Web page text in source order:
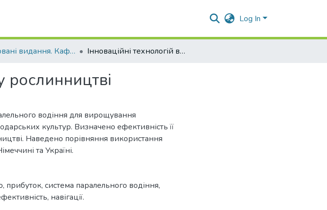
Log In
Друковані видання. Кафедра землеробства і агрохімії ім. В.І.Сазанова Інноваційні технологій в органічному рослинництві
рослинництві
водіння для вирощування
культур. Визначено ефективність її
Наведено порівняння використання
та Україні.
прибуток, система паралельного водіння,
навігації.